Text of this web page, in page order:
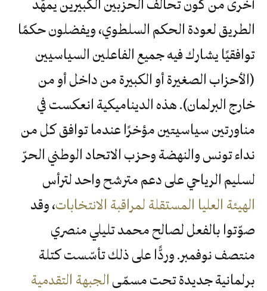
أخرى من كون تحالف الحزبين الكبيرين يمهّد
الطريق لعودة الحكم السلطوي، ويفضلون حكمًا
توافقيًا يشارك فيه جميع الفاعلين السياسيين
(الأحزاب الصغيرة أو الكبيرة من داخل أو من
خارج البرلمان). هذه الديناميكية انعكست في
مناورتين سياسيتين مؤخرًا عندما توافق كل من
نداء تونس والنهضة وحزب الاتحاد الوطني الحرّ
لسليم الرياحي على دعم مترشح واحد لترأس
الهيئة العليا المستقلة لمراقبة الانتخابات، وقد
صوّتوا بالفعل لصالح محمد تليلي منصري
منتصف نوفمبر. وردًّا على ذلك تأسّست كتلة
برلمانية جديدة تحت مسمّى الجبهة التقدمية